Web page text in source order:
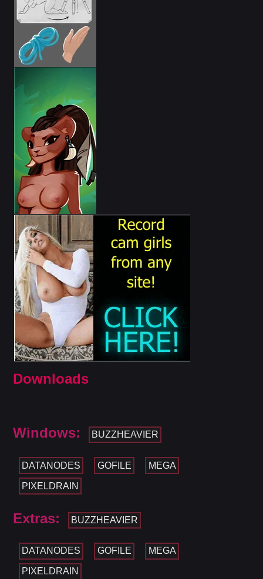
Downloads
Windows: BUZZHEAVIER
DATANODES GOFILE MEGA
PIXELDRAIN
Extras: BUZZHEAVIER
DATANODES GOFILE MEGA
PIXELDRAIN